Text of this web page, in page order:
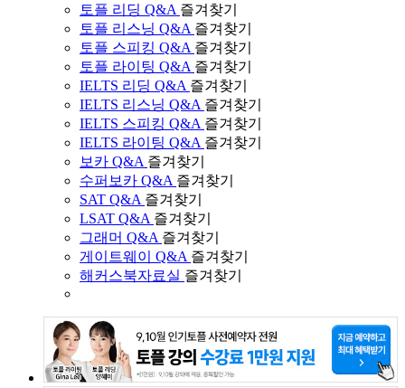
토플 리딩 Q&A 즐겨찾기
토플 리스닝 Q&A 즐겨찾기
토플 스피킹 Q&A 즐겨찾기
토플 라이팅 Q&A 즐겨찾기
IELTS 리딩 Q&A 즐겨찾기
IELTS 리스닝 Q&A 즐겨찾기
IELTS 스피킹 Q&A 즐겨찾기
IELTS 라이팅 Q&A 즐겨찾기
보카 Q&A 즐겨찾기
수퍼보카 Q&A 즐겨찾기
SAT Q&A 즐겨찾기
LSAT Q&A 즐겨찾기
그래머 Q&A 즐겨찾기
게이트웨이 Q&A 즐겨찾기
해커스북자료실 즐겨찾기